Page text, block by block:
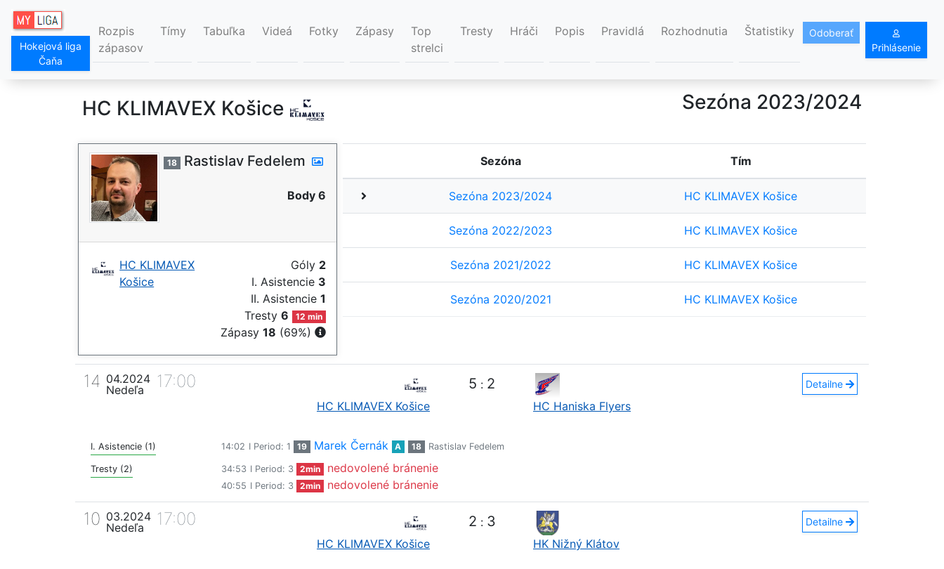
Hokejová liga
Čaňa
Rozpis
zápasov
Tímy Tabuľka Videá Fotky Zápasy
Top
strelci
Tresty Hráči Popis Pravidlá Rozhodnutia Štatistiky
Odoberať
Prihlásenie
HC KLIMAVEX Košice Sezóna 2023/2024
18 Rastislav Fedelem
Body 6
HC KLIMAVEX
Košice
Góly 2
I. Asistencie 3
II. Asistencie 1
Tresty6 12 min
Zápasy 18 (69%)
Sezóna Tím
Sezóna 2023/2024 HC KLIMAVEX Košice
Sezóna 2022/2023 HC KLIMAVEX Košice
Sezóna 2021/2022 HC KLIMAVEX Košice
Sezóna 2020/2021 HC KLIMAVEX Košice
14 04.2024
Nedeľa
17:00
HC KLIMAVEX Košice
5 : 2
HC Haniska Flyers
Detailne
I. Asistencie (1) 14:02 I Period: 1 19 Marek Černák A 18 Rastislav Fedelem
Tresty (2) 34:53 I Period: 3 2min nedovolené bránenie
40:55 I Period: 3 2min nedovolené bránenie
10 03.2024
Nedeľa
17:00
HC KLIMAVEX Košice
2 : 3
HK Nižný Klátov
Detailne